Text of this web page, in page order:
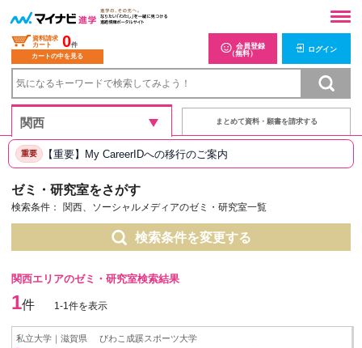
資料請求
カート
0件
カートの中を見る
会員登録
（無料）
ログイン
まとめて資料・願書を請求する
重要 【重要】My CareerIDへの移行のご案内
ゼミ・研究室をさがす
検索条件： 関西、ソーシャルメディアのゼミ・研究室一覧
検索条件を変更する
関西エリアのゼミ・研究室検索結果
1件 1-1件を表示
私立大学｜滋賀県 びわこ成蹊スポーツ大学